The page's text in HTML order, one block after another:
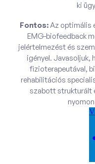
ki
Fontos:Az optimális
EMG-biofeedback
jelértelmezést és
igényel.
fizioterapeutával,
rehabilitációs
szabott strukturált